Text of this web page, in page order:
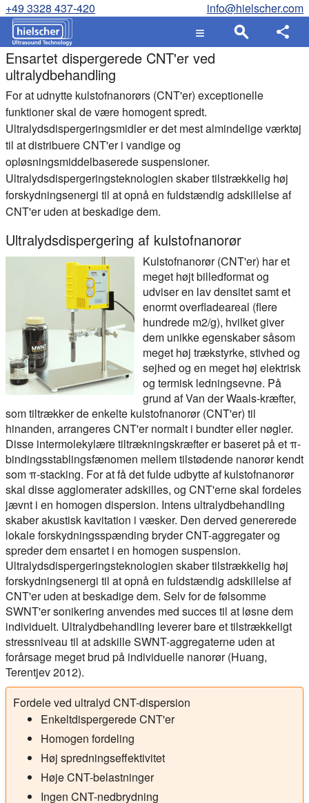
+49 3328 437-420 info@hielscher.com
Ensartet dispergerede CNT'er ved
ultralydbehandling
For at udnytte kulstofnanorørs (CNT'er) exceptionelle
funktioner skal de være homogent spredt.
Ultralydsdispergeringsmidler er det mest almindelige værktøj
til at distribuere CNT'er i vandige og
opløsningsmiddelbaserede suspensioner.
Ultralydsdispergeringsteknologien skaber tilstrækkelig høj
forskydningsenergi til at opnå en fuldstændig adskillelse af
CNT'er uden at beskadige dem.
Ultralydsdispergering af kulstofnanorør
Kulstofnanorør (CNT'er) har et
meget højt billedformat og
udviser en lav densitet samt et
enormt overfladeareal (flere
hundrede m2/g), hvilket giver
dem unikke egenskaber såsom
meget høj trækstyrke, stivhed og
sejhed og en meget høj elektrisk
og termisk ledningsevne. På
grund af Van der Waals-kræfter,
som tiltrækker de enkelte kulstofnanorør (CNT'er) til
hinanden, arrangeres CNT'er normalt i bundter eller nøgler.
Disse intermolekylære tiltrækningskræfter er baseret på et π-
bindingsstablingsfænomen mellem tilstødende nanorør kendt
som π-stacking. For at få det fulde udbytte af kulstofnanorør
skal disse agglomerater adskilles, og CNT'erne skal fordeles
jævnt i en homogen dispersion. Intens ultralydbehandling
skaber akustisk kavitation i væsker. Den derved genererede
lokale forskydningsspænding bryder CNT-aggregater og
spreder dem ensartet i en homogen suspension.
Ultralydsdispergeringsteknologien skaber tilstrækkelig høj
forskydningsenergi til at opnå en fuldstændig adskillelse af
CNT'er uden at beskadige dem. Selv for de følsomme
SWNT'er sonikering anvendes med succes til at løsne dem
individuelt. Ultralydbehandling leverer bare et tilstrækkeligt
stressniveau til at adskille SWNT-aggregaterne uden at
forårsage meget brud på individuelle nanorør (Huang,
Terentjev 2012).
Fordele ved ultralyd CNT-dispersion
Enkeltdispergerede CNT'er
Homogen fordeling
Høj spredningseffektivitet
Høje CNT-belastninger
Ingen CNT-nedbrydning